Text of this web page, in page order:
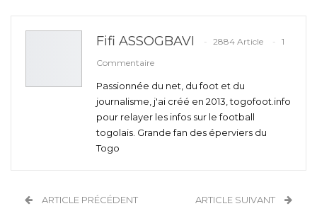
Fifi ASSOGBAVI 2884 Article
1
Commentaire
Passionnée du net, du foot et du
journalisme, j'ai créé en 2013, togofoot.info
pour relayer les infos sur le football
togolais. Grande fan des éperviers du
Togo
ARTICLE PRÉCÉDENT ARTICLE SUIVANT